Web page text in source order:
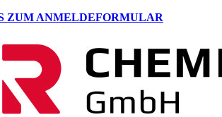
ZUM ANMELDEFORMULAR